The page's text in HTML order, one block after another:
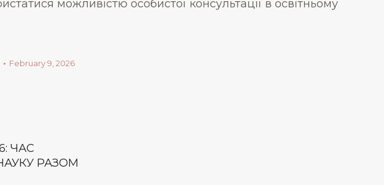
можливістю особистої консультації в освітньому
February 9, 2026
ЧАС
РАЗОМ